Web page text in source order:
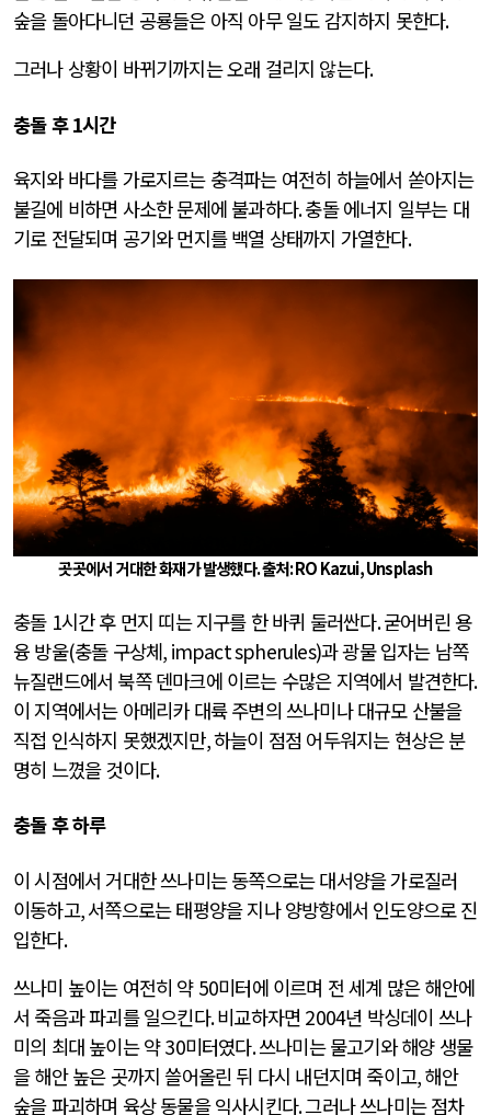
숲을 돌아다니던 공룡들은 아직 아무 일도 감지하지 못한다.
그러나 상황이 바뀌기까지는 오래 걸리지 않는다.
충돌 후1시간
육지와 바다를 가로지르는 충격파는 여전히 하늘에서 쏟아지는
불길에 비하면 사소한 문제에 불과하다.충돌 에너지 일부는 대
기로 전달되며 공기와 먼지를 백열 상태까지 가열한다.
곳곳에서 거대한 화재가 발생했다.출처: RO Kazui, Unsplash
충돌 1시간 후 먼지 띠는 지구를 한 바퀴 둘러싼다.굳어버린 용
융 방울(충돌 구상체, impact spherules)과 광물 입자는 남쪽
뉴질랜드에서 북쪽 덴마크에 이르는 수많은 지역에서 발견한다.
이 지역에서는 아메리카 대륙 주변의 쓰나미나 대규모 산불을
직접 인식하지 못했겠지만,하늘이 점점 어두워지는 현상은 분
명히 느꼈을 것이다.
충돌 후 하루
이 시점에서 거대한 쓰나미는 동쪽으로는 대서양을 가로질러
이동하고,서쪽으로는 태평양을 지나 양방향에서 인도양으로 진
입한다.
쓰나미 높이는 여전히 약 50미터에 이르며 전 세계 많은 해안에
서 죽음과 파괴를 일으킨다.비교하자면 2004년 박싱데이 쓰나
미의 최대 높이는 약30미터였다.쓰나미는 물고기와 해양 생물
을 해안 높은 곳까지 쓸어올린 뒤 다시 내던지며 죽이고,해안
숲을 파괴하며 육상 동물을 익사시킨다.그러나 쓰나미는 점차